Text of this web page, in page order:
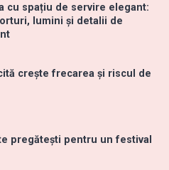
cu spațiu de servire elegant:
lumini și detalii de
crește frecarea și riscul de
pregătești pentru un festival